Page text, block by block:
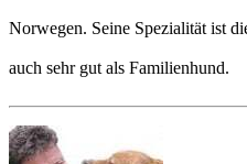
Norwegen. Seine Spezialität ist
auch sehr gut als Familienhund.